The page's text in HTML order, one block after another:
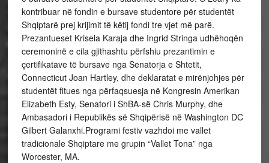
kontribuar në fondin e bursave studentore për studentët
Shqiptarë prej krijimit të këtij fondi tre vjet më parë.
Prezantueset Krisela Karaja dhe Ingrid Stringa udhëhoqën
ceremoninë e cila gjithashtu përfshiu prezantimin e
çertifikatave të bursave nga Senatorja e Shtetit,
Connecticut Joan Hartley, dhe deklaratat e mirënjohjes për
studentët fitues nga përfaqsuesja në Kongresin Amerikan
Elizabeth Esty, Senatori i ShBA-së Chris Murphy, dhe
Ambasadori i Republikës së Shqipërisë në Washington DC
Gilbert Galanxhi.Programi festiv vazhdoi me vallet
tradicionale Shqiptare me grupin “Vallet Tona” nga
Worcester, MA.